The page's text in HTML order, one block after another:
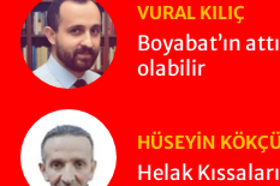
VURAL KILIÇ
Boyabat’ın attığı adım
olabilir
HÜSEYIN KÖKÇÜ
Helak